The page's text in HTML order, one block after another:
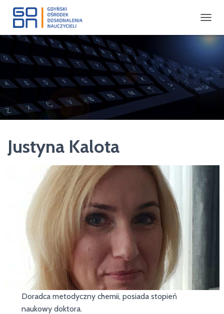
R
Z
C
Z
W
J
Justyna Kalota
Doradca metodyczny chemii, posiada stopień
naukowy doktora.